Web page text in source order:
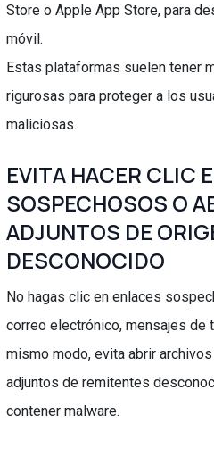
Store o Apple App Store, para
móvil.
Estas plataformas suelen tener
rigurosas para proteger a los
maliciosas.
EVITA HACER CLIC
SOSPECHOSOS O
ADJUNTOS DE
DESCONOCIDO
No hagas clic en enlaces
correo electrónico, mensajes
mismo modo, evita abrir archivos
adjuntos de remitentes
contener malware.